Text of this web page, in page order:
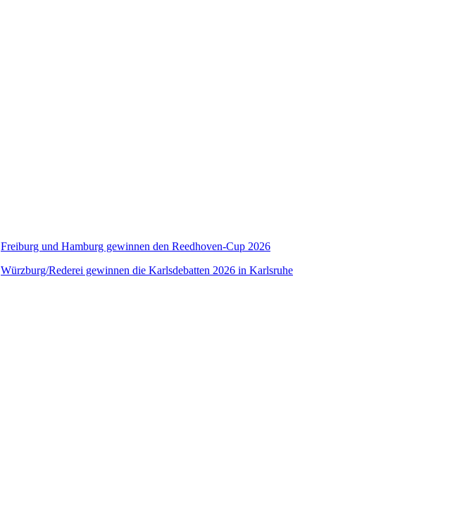
Freiburg und Hamburg gewinnen den Reedhoven-Cup 2026
Würzburg/Rederei gewinnen die Karlsdebatten 2026 in Karlsruhe